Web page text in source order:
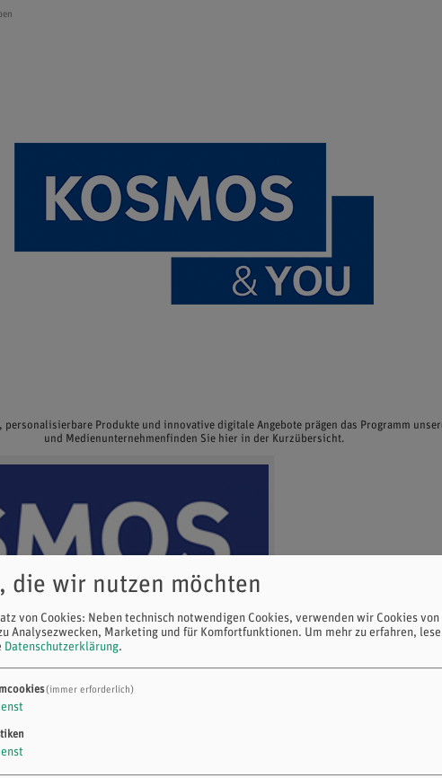
Produkte und innovative digitale Angebote prägen das Programm
und Medienunternehmenfinden Sie hier in der Kurzübersicht.
die wir nutzen möchten
von Cookies: Neben technisch notwendigen Cookies, verwenden wir Cookies von
Analysezwecken, Marketing und für Komfortfunktionen. Um mehr zu erfahren,
Datenschutzerklärung.
(immer erforderlich)